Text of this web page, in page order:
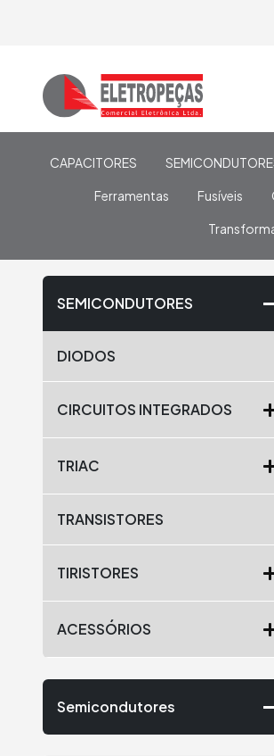
CAPACITORES SEMICONDUTORES
SEMICONDUTORES
DIODOS
CIRCUITOS INTEGRADOS
TRIAC
TRANSISTORES
TIRISTORES
ACESSÓRIOS
Semicondutores